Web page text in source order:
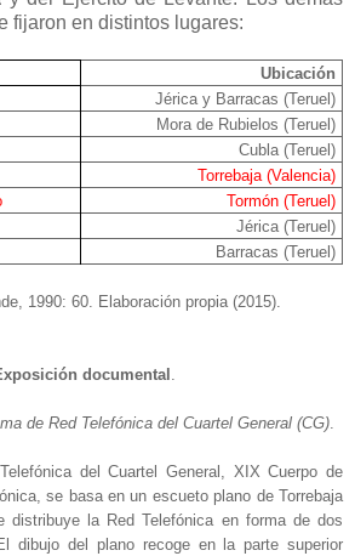
fijaron en distintos lugares:
Ubicación
Jérica y Barracas (Teruel)
Mora de Rubielos (Teruel)
Cubla (Teruel)
Torrebaja (Valencia)
Tormón (Teruel)
Jérica (Teruel)
Barracas (Teruel)
1990: 60. Elaboración propia (2015).
documental .
de Red Telefónica del Cuartel General (CG).
del Cuartel General, XIX Cuerpo de
se basa en un escueto plano de Torrebaja
distribuye la Red Telefónica en forma de dos
dibujo del plano recoge en la parte superior